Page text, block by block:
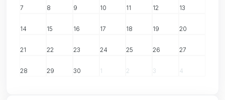
7 8 9 10 11 12 13
14 15 16 17 18 19 20
21 22 23 24 25 26 27
28 29 30 1 2 3 4